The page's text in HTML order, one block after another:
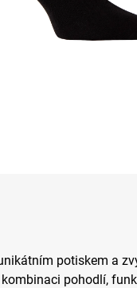
potiskem a
pohodlí,